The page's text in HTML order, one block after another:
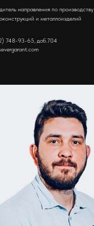
направления по производству
и металлоизделий
748-93-65, доб.704